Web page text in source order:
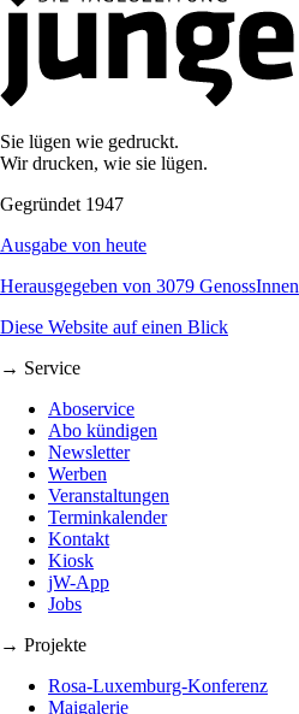
Sie lügen wie gedruckt.
Wir drucken, wie sie lügen.
Gegründet 1947
Ausgabe von heute
Herausgegeben von 3079 GenossInnen
Diese Website auf einen Blick
→ Service
Aboservice
Abo kündigen
Newsletter
Werben
Veranstaltungen
Terminkalender
Kontakt
Kiosk
jW-App
Jobs
→ Projekte
Rosa-Luxemburg-Konferenz
Maigalerie